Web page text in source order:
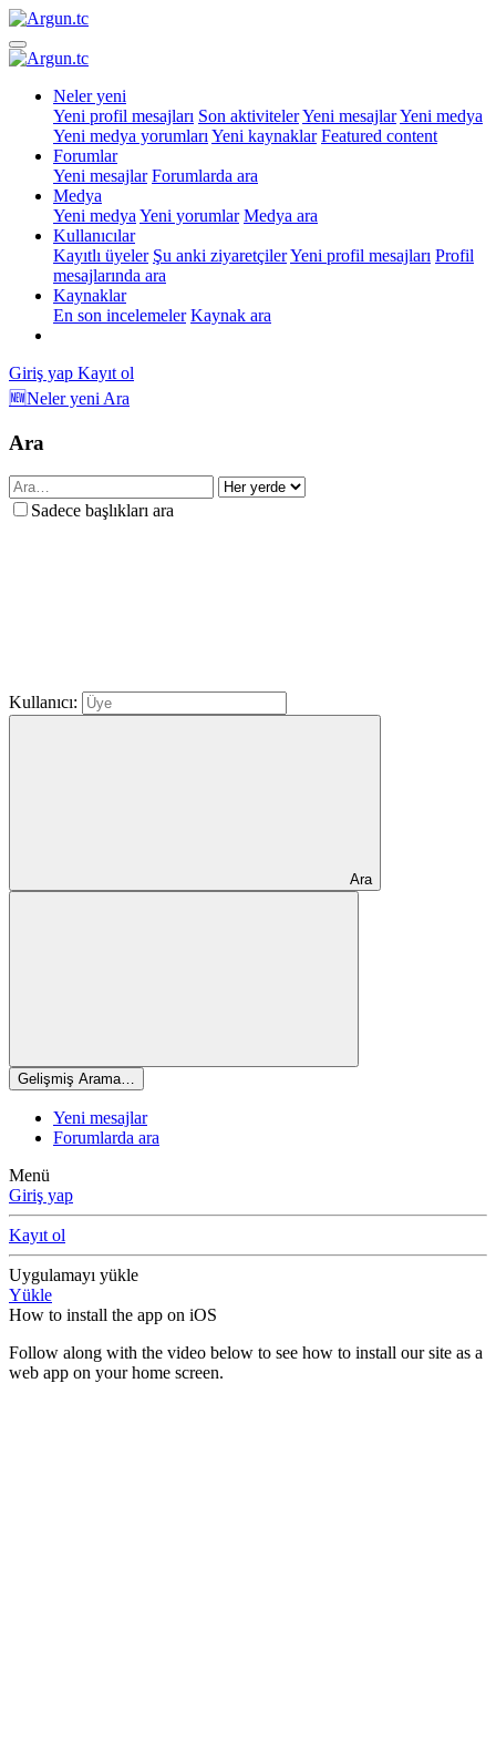
Neler yeni
Yeni profil mesajları Son aktivitelerYeni mesajlarYeni medya
Yeni medya yorumları Yeni kaynaklar Featured content
Forumlar
Yeni mesajlar Forumlarda ara
Medya
Yeni medya Yeni yorumlar Medya ara
Kullanıcılar
Kayıtlı üyeler Şu anki ziyaretçilerYeni profil mesajları Profil
mesajlarında ara
Kaynaklar
En son incelemeler Kaynak ara
Giriş yap Kayıt ol
🆕Neler yeni Ara
Ara
Sadece başlıkları ara
Kullanıcı:
Ara
Gelişmiş Arama…
Yeni mesajlar
Forumlarda ara
Menü
Giriş yap
Kayıt ol
Uygulamayı yükle
Yükle
How to install the app on iOS
Follow along with the video below to see how to install our site as a
web app on your home screen.